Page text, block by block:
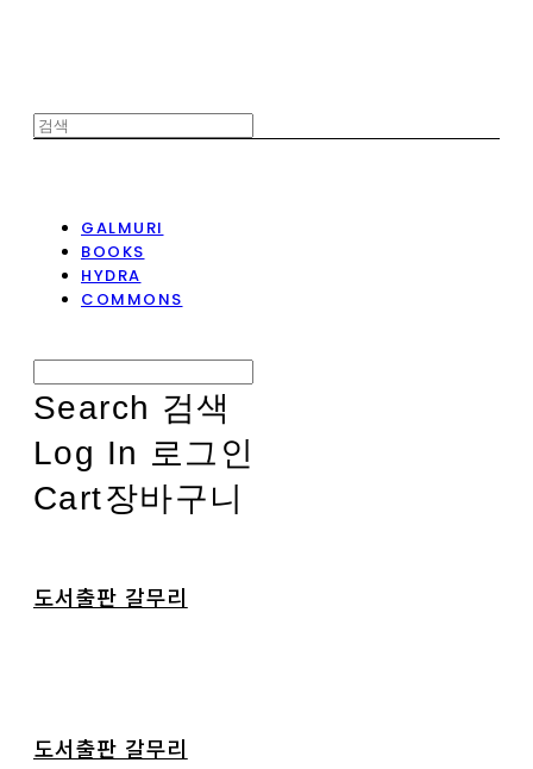
GALMURI
BOOKS
HYDRA
COMMONS
Search 검색
Log In 로그인
Cart장바구니
도서출판 갈무리
도서출판 갈무리